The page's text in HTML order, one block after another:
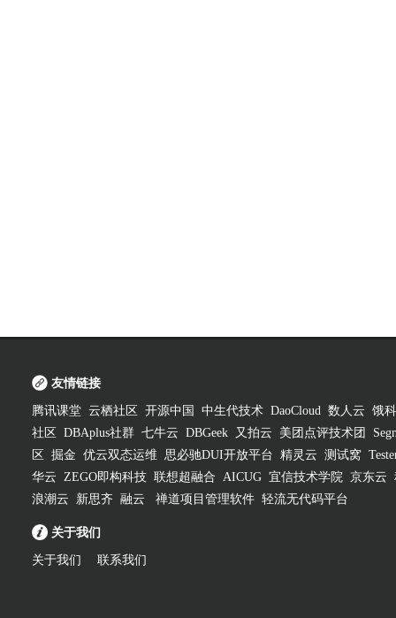
友情链接
腾讯课堂 云栖社区 开源中国 中生代技术 DaoCloud 数人云 饿
社区
DBAplus社群 七牛云 DBGeek 又拍云 美团点评技术团
区
掘金 优云双态运维 思必驰DUI开放平台 精灵云 测试窝
华云 ZEGO即构科技 联想超融合 AICUG 宜信技术学院 京东云
浪潮云
新思齐 融云 禅道项目管理软件 轻流无代码平台
关于我们
关于我们 联系我们